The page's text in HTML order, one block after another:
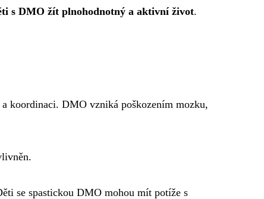
s DMO žít plnohodnotný a aktivní život.
koordinaci. DMO vzniká poškozením mozku,
se spastickou DMO mohou mít potíže s